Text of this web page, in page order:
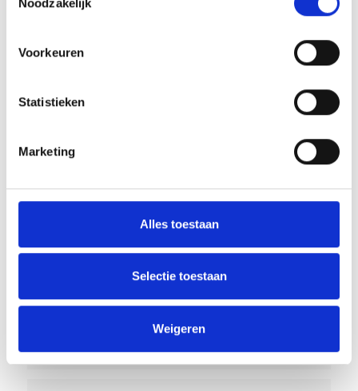
Voorkeuren
Statistieken
Marketing
Alles toestaan
Selectie toestaan
Weigeren
de leeftijd tot 27 jaar